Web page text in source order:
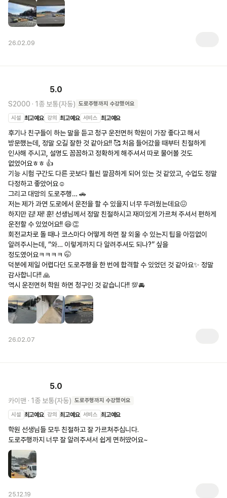
26.02.09
5.0
S2000 · 1종 보통(자동) 도로주행까지 수강했어요
시설 최고예요 강의 최고예요 서비스 최고예요
후기나 친구들이 하는 말을 듣고 청구 운전면허 학원이 가장 좋다고 해서
방문했는데, 정말 오길 잘한 것 같아요!! 🥰 처음 들어갔을 때부터 친절하게
인사해 주시고, 설명도 꼼꼼하고 정확하게 해주셔서 따로 물어볼 것도
없었어요ㅎㅎ 👍
기능 시험 구간도 다른 곳보다 훨씬 깔끔하게 되어 있는 것 같았고, 수업도 정말
다정하고 좋았어요☺️
그리고 대망의 도로주행… 🚗
저는 제가 과연 도로에서 운전을 할 수 있을지 너무 두려웠는데요😖
하지만 김! 재! 훈! 선생님께서 정말 친절하시고 재미있게 가르쳐 주셔서 편하게
운전할 수 있었어요!! 😆👏
회전교차로 돌 때나 코스마다 어떻게 하면 잘 외울 수 있는지 팁을 아낌없이
알려주시는데, “와… 이렇게까지 다 알려주셔도 되나?” 싶을
정도였어요ㅋㅋㅋㅋ 🤭
덕분에 제일 어렵다던 도로주행을 한 번에 합격할 수 있었던 것 같아요✨ 정말
감사합니다!! 🙏
역시 운전면허 학원 하면 청구인 것 같습니다!! 💯🚘
26.02.07
5.0
카이맨 · 1종 보통(자동) 도로주행까지 수강했어요
시설 최고예요 강의 최고예요 서비스 최고예요
학원 선생님들 모두 친절하고 잘 가르쳐주십니다.
도로주행까지 너무 잘 알려주셔서 쉽게 면허땄어요~
25.12.19